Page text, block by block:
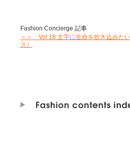
Fashion Concierge 記事
＜＜ Vol.18 文字に生命を吹き込みた
ス）